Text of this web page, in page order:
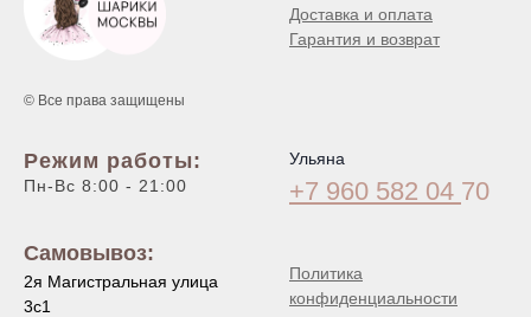
© Все права защищены
Доставка и оплата
Гарантия и возврат
Режим работы:
Пн-Вс 8:00 - 21:00
Самовывоз:
2я Магистральная улица
3с1
Ульяна
+7 960 582 04 70
Политика
конфиденциальности